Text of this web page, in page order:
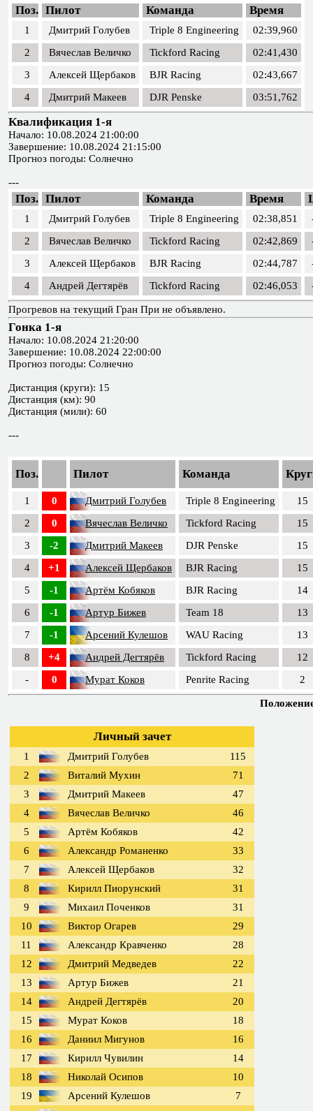
Поз. Пилот Команда Время
1 Дмитрий Голубев Triple 8 Engineering
02:39,960
2
Вячеслав Величко Tickford Racing
02:41,430
3
Алексей Щербаков BJR Racing
02:43,667
4
Дмитрий Макеев DJR Penske 03:51,762
Квалификация 1-я
Начало: 10.08.2024 21:00:00
Завершение: 10.08.2024 21:15:00
Прогноз погоды: Солнечно
---
Поз. Пилот Команда Время
1 Дмитрий Голубев Triple 8 Engineering 02:38,851
2
Вячеслав Величко Tickford Racing 02:42,869
3
Алексей Щербаков BJR Racing 02:44,787
4
Андрей Дегтярёв Tickford Racing 02:46,053
Прогревов на текущий Гран При не объявлено.
Гонка 1-я
Начало: 10.08.2024 21:20:00
Завершение: 10.08.2024 22:00:00
Прогноз погоды: Солнечно
Дистанция (круги): 15
Дистанция (км): 90
Дистанция (мили): 60
---
Поз. Пилот Команда
1 0 Дмитрий Голубев Triple 8 Engineering
15
2
0 Вячеслав Величко Tickford Racing
15
3
-2 Дмитрий Макеев DJR Penske
15
4
+1 Алексей Щербаков BJR Racing
15
5
-1 Артём Кобяков BJR Racing
14
6
-1 Артур Бижев Team 18
13
7
-1 Арсений Кулешов WAU Racing
13
8
+4 Андрей Дегтярёв Tickford Racing
12
-
0 Мурат Коков Penrite Racing 2
Положение
Личный зачет
1 Дмитрий Голубев
115
2
Виталий Мухин
71
3
Дмитрий Макеев
47
4
Вячеслав Величко
46
5
Артём Кобяков
42
6
Александр Романенко
33
7
Алексей Щербаков
32
8
Кирилл Пиорунский
31
9
Михаил Поченков
31
10
Виктор Огарев
29
11
Александр Кравченко
28
12
Дмитрий Медведев
22
13
Артур Бижев
21
14
Андрей Дегтярёв
20
15
Мурат Коков
18
16
Даниил Мигунов
16
17
Кирилл Чувилин
14
18
Николай Осипов
10
19
Арсений Кулешов
7